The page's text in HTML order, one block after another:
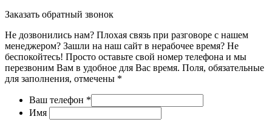
Заказать обратный звонок
Не дозвонились нам? Плохая связь при разговоре с нашем
менеджером? Зашли на наш сайт в нерабочее время? Не
беспокойтесь! Просто оставьте свой номер телефона и мы
перезвоним Вам в удобное для Вас время. Поля, обязательные
для заполнения, отмечены *
Ваш телефон *
Имя